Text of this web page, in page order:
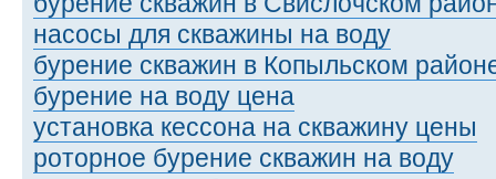
насосы для скважины на воду
бурение скважин в Копыльском
бурение на воду цена
установка кессона на скважину цены
роторное бурение скважин на воду